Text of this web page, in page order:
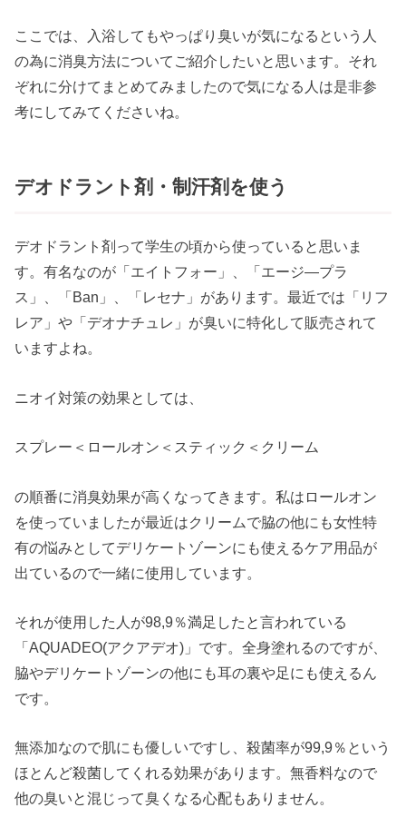
ここでは、入浴してもやっぱり臭いが気になるという人
の為に消臭方法についてご紹介したいと思います。それ
ぞれに分けてまとめてみましたので気になる人は是非参
考にしてみてくださいね。
デオドラント剤・制汗剤を使う
デオドラント剤って学生の頃から使っていると思いま
す。有名なのが「エイトフォー」、「エージ―プラ
ス」、「Ban」、「レセナ」があります。最近では「リフ
レア」や「デオナチュレ」が臭いに特化して販売されて
いますよね。
ニオイ対策の効果としては、
スプレー＜ロールオン＜スティック＜クリーム
の順番に消臭効果が高くなってきます。私はロールオン
を使っていましたが最近はクリームで脇の他にも女性特
有の悩みとしてデリケートゾーンにも使えるケア用品が
出ているので一緒に使用しています。
それが使用した人が98,9％満足したと言われている
「AQUADEO(アクアデオ)」です。全身塗れるのですが、
脇やデリケートゾーンの他にも耳の裏や足にも使えるん
です。
無添加なので肌にも優しいですし、殺菌率が99,9％という
ほとんど殺菌してくれる効果があります。無香料なので
他の臭いと混じって臭くなる心配もありません。